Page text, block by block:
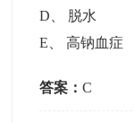
D
脱水
E 、高钠血症
答案：C